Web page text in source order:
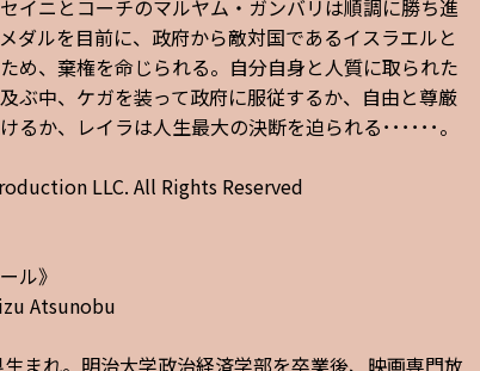
イニとコーチのマルヤム・ガンバリは順調に勝ち進
ダルを目前に、政府から敵対国であるイスラエルと
め、棄権を命じられる。自分自身と人質に取られた
ぶ中、ケガを装って政府に服従するか、自由と尊厳
るか、レイラは人生最大の決断を迫られる･･････。
LLC. All Rights Reserved
ル》
Atsunobu
まれ。明治大学政治経済学部を卒業後、映画専門放